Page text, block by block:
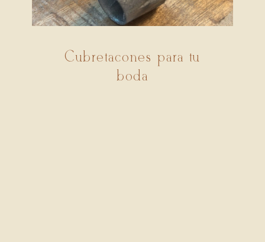
Cubretacones para tu
boda